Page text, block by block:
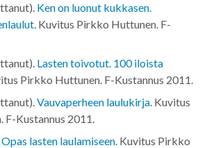
Ken on luonut kukkasen.
Kuvitus Pirkko Huttunen. F-
Lasten toivotut. 100 iloista
Pirkko Huttunen. F-Kustannus 2011.
Vauvaperheen laulukirja. Kuvitus
F-Kustannus 2011.
Opas lasten laulamiseen. Kuvitus Pirkko